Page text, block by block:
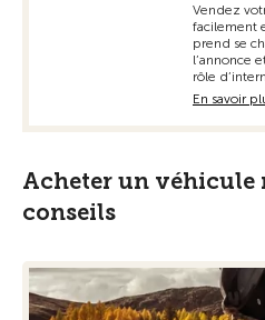
Vendez
facilement
prend se
l’annonce
rôle
En savoir
Acheter un véhicule
conseils